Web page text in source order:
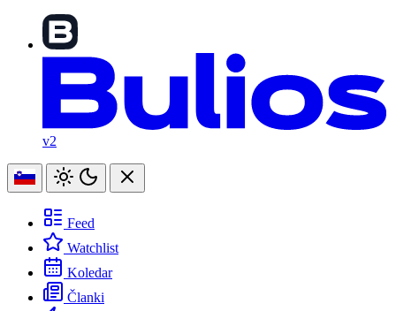
v2
Feed
Watchlist
Koledar
Članki